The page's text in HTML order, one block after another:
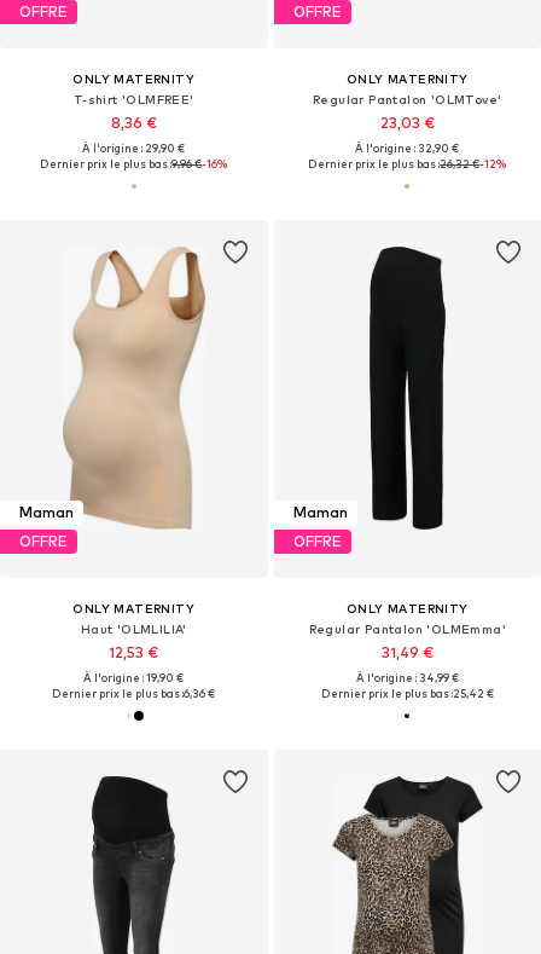
OFFRE
ONLY MATERNITY
T-shirt 'OLMFREE'
8,36 €
À l'origine : 29,90 €
Dernier prix le plus bas :9,96 €-16%
OFFRE
ONLY MATERNITY
Regular Pantalon 'OLMTove'
23,03 €
À l'origine : 32,90 €
Dernier prix le plus bas :26,32 €-12%
Maman
OFFRE
ONLY MATERNITY
Haut 'OLMLILIA'
12,53 €
À l'origine : 19,90 €
Dernier prix le plus bas :6,36 €
Maman
OFFRE
ONLY MATERNITY
Regular Pantalon 'OLMEmma'
31,49 €
À l'origine : 34,99 €
Dernier prix le plus bas :25,42 €